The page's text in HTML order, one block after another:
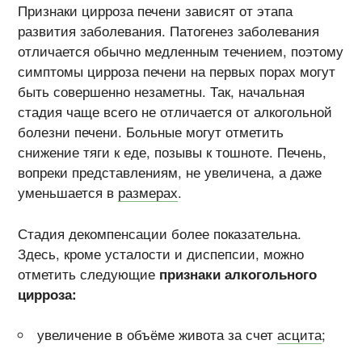
Признаки цирроза печени зависят от этапа
развития заболевания. Патогенез заболевания
отличается обычно медленным течением, поэтому
симптомы цирроза печени на первых порах могут
быть совершенно незаметны. Так, начальная
стадия чаще всего не отличается от алкогольной
болезни печени. Больные могут отметить
снижение тяги к еде, позывы к тошноте. Печень,
вопреки представлениям, не увеличена, а даже
уменьшается в размерах.
Стадия декомпенсации более показательна.
Здесь, кроме усталости и диспепсии, можно
отметить следующие признаки алкогольного
цирроза:
увеличение в объёме живота за счетасцита;